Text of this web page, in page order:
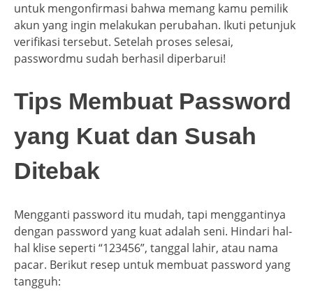
untuk mengonfirmasi bahwa memang kamu pemilik
akun yang ingin melakukan perubahan. Ikuti petunjuk
verifikasi tersebut. Setelah proses selesai,
passwordmu sudah berhasil diperbarui!
Tips Membuat Password
yang Kuat dan Susah
Ditebak
Mengganti password itu mudah, tapi menggantinya
dengan password yang kuat adalah seni. Hindari hal-
hal klise seperti “123456”, tanggal lahir, atau nama
pacar. Berikut resep untuk membuat password yang
tangguh: